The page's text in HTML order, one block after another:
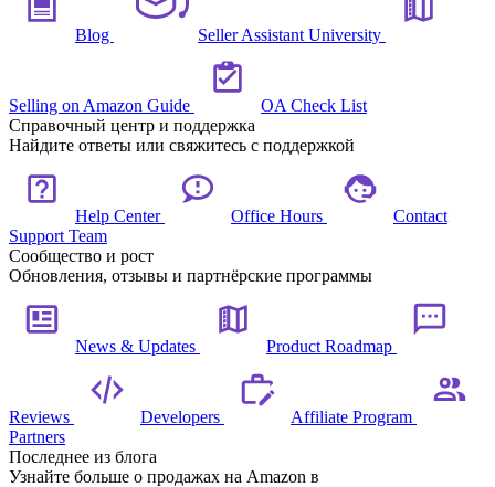
Blog Seller Assistant University
Selling on Amazon Guide
OA Check List
Справочный центр и поддержка
Найдите ответы или свяжитесь с поддержкой
Help Center Office Hours
Contact
Support Team
Сообщество и рост
Обновления, отзывы и партнёрские программы
News & Updates Product Roadmap
Reviews Developers
Affiliate Program
Partners
Последнее из блога
Узнайте больше о продажах на Amazon в